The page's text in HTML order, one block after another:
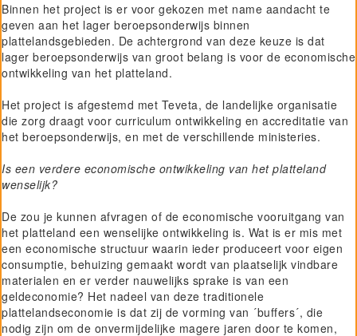
Binnen het project is er voor gekozen met name aandacht te
geven aan het lager beroepsonderwijs binnen
plattelandsgebieden. De achtergrond van deze keuze is dat
lager beroepsonderwijs van groot belang is voor de economische
ontwikkeling van het platteland.
Het project is afgestemd met Teveta, de landelijke organisatie
die zorg draagt voor curriculum ontwikkeling en accreditatie van
het beroepsonderwijs, en met de verschillende ministeries.
Is een verdere economische ontwikkeling van het platteland
wenselijk?
De zou je kunnen afvragen of de economische vooruitgang van
het platteland een wenselijke ontwikkeling is. Wat is er mis met
een economische structuur waarin ieder produceert voor eigen
consumptie, behuizing gemaakt wordt van plaatselijk vindbare
materialen en er verder nauwelijks sprake is van een
geldeconomie? Het nadeel van deze traditionele
plattelandseconomie is dat zij de vorming van ´buffers´, die
nodig zijn om de onvermijdelijke magere jaren door te komen,